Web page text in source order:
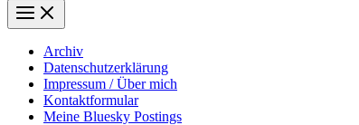
Main
Menu
Archiv
Datenschutzerklärung
Impressum / Über mich
Kontaktformular
Meine Bluesky Postings